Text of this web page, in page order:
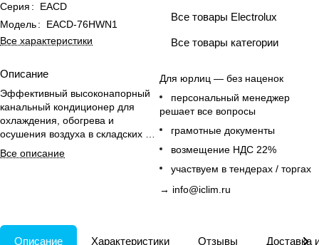
Серия :
EACD
Модель:
EACD-76HWN1
Все характеристики
Описание
Эффективный высоконапорный
канальный кондиционер для
охлаждения, обогрева и
осушения воздуха в складских и
торговых залах с проводным
пультом в комплекте.
Все описание
Все товары Electrolux
Все товары категории
Для юрлиц — без наценок
персональный менеджер
решает все вопросы
грамотные документы
возмещение НДС 22%
участвуем в тендерах / торгах
→ info@iclim.ru
Описание Характеристики Отзывы Доставка